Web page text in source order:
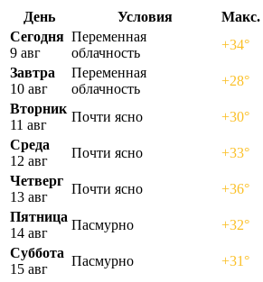
День Условия Макс.
Сегодня
9 авг
Переменная
облачность
+34°
Завтра
10 авг
Переменная
облачность
+28°
Вторник
11 авг
Почти ясно +30°
Среда
12 авг
Почти ясно +33°
Четверг
13 авг
Почти ясно +36°
Пятница
14 авг
Пасмурно +32°
Суббота
15 авг
Пасмурно +31°